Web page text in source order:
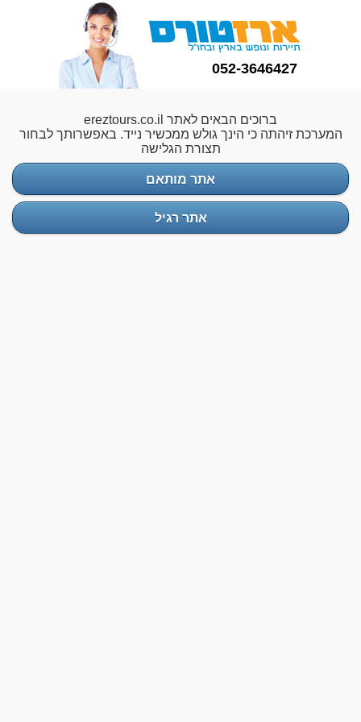
052-3646427
ברוכים הבאים לאתר ereztours.co.il
המערכת זיהתה כי הינך גולש ממכשיר נייד. באפשרותך לבחור
תצורת הגלישה
אתר מותאם
אתר רגיל